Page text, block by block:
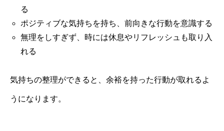
る
ポジティブな気持ちを持ち、前向きな行動を意識する
無理をしすぎず、時には休息やリフレッシュも取り入
れる
気持ちの整理ができると、余裕を持った行動が取れるよ
うになります。